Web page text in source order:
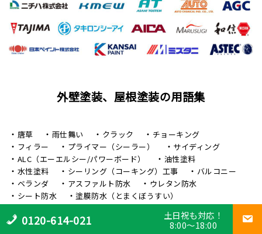
外壁塗装、屋根塗装の用語集
唐草 雨仕舞い クラック
チョーキング
フィラー
プライマー（シーラー）
サイディング
ALC（エーエルシー/パワーボード）
油性塗料
水性塗料
シーリング（コーキング）工事
バルコニー
ベランダ
アスファルト防水
ウレタン防水
シート防水
塗膜防水（とまくぼうすい）
陸屋根（ろくやね・りくやね）
セメント瓦屋根
日本瓦屋根（にほんがわらやね）
トタン屋根
0120-614-021
土日祝も対応！
8:00～18:00